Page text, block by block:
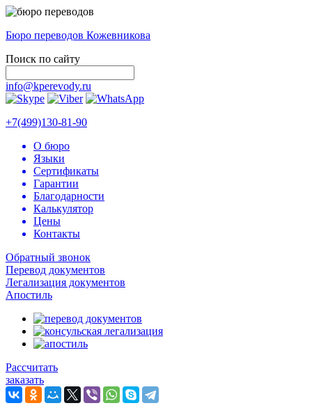
Бюро переводов Кожевникова
Поиск по сайту
info@kperevody.ru
+7(499)130-81-90
О бюро
Языки
Сертификаты
Гарантии
Благодарности
Калькулятор
Цены
Контакты
Обратный звонок
Перевод документов
Легализация документов
Апостиль
Рассчитать
заказать